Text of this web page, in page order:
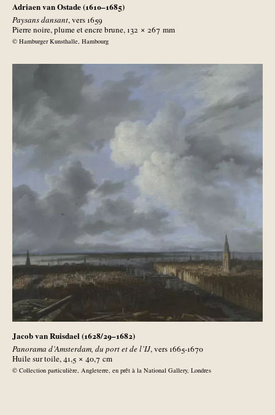
Adriaen van Ostade (1610–1685)
Paysans dansant, vers 1659
Pierre noire, plume et encre brune, 132 × 267 mm
© Hamburger Kunsthalle, Hambourg
Jacob van Ruisdael (1628/29–1682)
Panorama d’Amsterdam, du port et de l’IJ, vers 1665-1670
Huile sur toile, 41,5 × 40,7 cm
© Collection particulière, Angleterre, en prêt à la National Gallery, Londres